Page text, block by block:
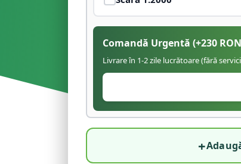
Comandă Urgentă (+230
Livrare în 1-2 zile lucrătoare (fără
+